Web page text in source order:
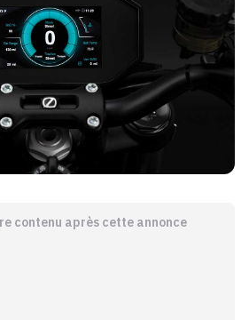
contenu après cette annonce